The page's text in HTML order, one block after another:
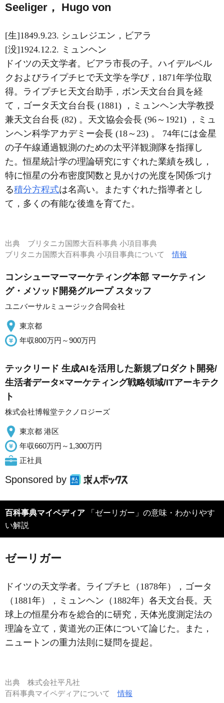
Seeliger， Hugo von
[生]1849.9.23. シュレジエン，ビアラ
[没]1924.12.2. ミュンヘン
ドイツの天文学者。ビアラ市長の子。ハイデルベル
クおよびライプチヒで天文学を学び，1871年学位取
得。ライプチヒ天文台助手，ボン天文台台員を経
て，ゴータ天文台台長 (1881) ，ミュンヘン大学教授
兼天文台台長 (82) 。天文協会会長 (96～1921) ，ミュ
ンヘン科学アカデミー会長 (18～23) 。 74年には金星
の子午線通過観測のための太平洋観測隊を指揮し
た。恒星統計学の理論研究にすぐれた業績を残し，
特に恒星の分布密度関数と見かけの光度を関係づけ
る積分方程式は名高い。またすぐれた指導者とし
て，多くの有能な後進を育てた。
出典 ブリタニカ国際大百科事典 小項目事典
ブリタニカ国際大百科事典 小項目事典について情報
コンシューマーマーケティング本部 マーケティン
グ・メソッド開発グループ スタッフ
ユニバーサルミュージック合同会社
東京都
年収800万円～900万円
テックリード 生成AIを活用した新規プロダクト開発/
生活者データ×マーケティング戦略領域/ITアーキテク
ト
株式会社博報堂テクノロジーズ
東京都 港区
年収660万円～1,300万円
正社員
Sponsored by
百科事典マイペディア 「ゼーリガー」の意味・わかりやす
い解説
ゼーリガー
ドイツの天文学者。ライプチヒ（1878年），ゴータ
（1881年），ミュンヘン（1882年）各天文台長。天
球上の恒星分布を総合的に研究，天体光度測定法の
理論を立て，黄道光の正体について論じた。また，
ニュートンの重力法則に疑問を提起。
出典 株式会社平凡社
百科事典マイペディアについて情報